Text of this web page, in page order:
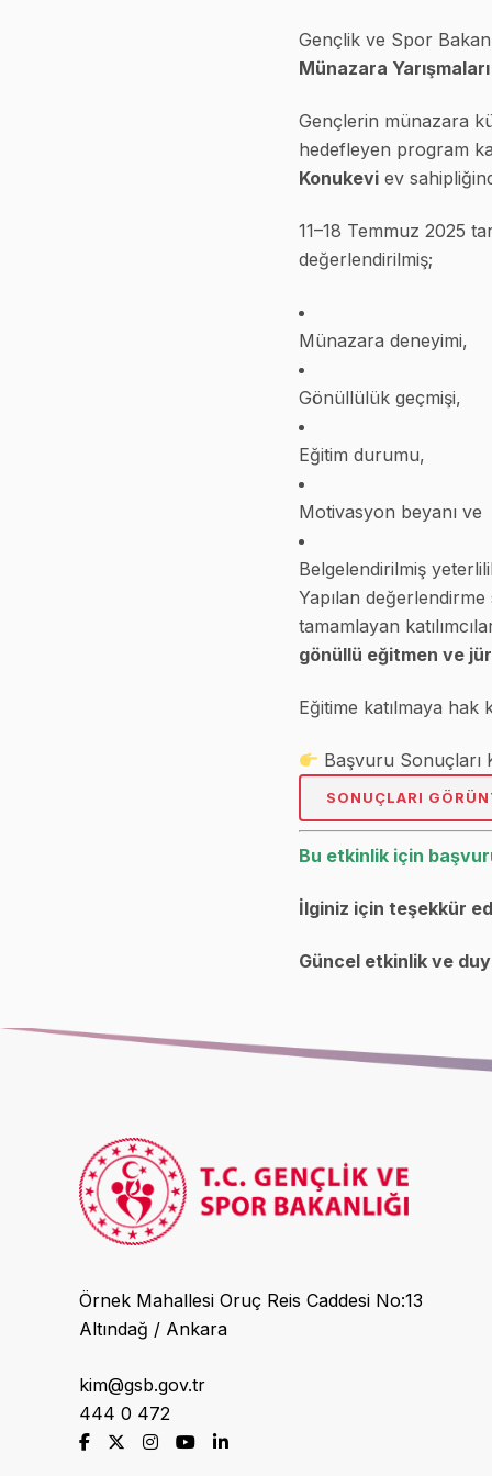
Gençlik ve Spor
Münazara
Gençlerin münazara
hedefleyen program
Konukevi ev
11–18 Temmuz 2025
değerlendirilmiş;
Münazara deneyimi,
Gönüllülük geçmişi,
Eğitim durumu,
Motivasyon beyanı ve
Belgelendirilmiş
Yapılan
tamamlayan
gönüllü eğitmen ve
Eğitime katılmaya
Başvuru Sonuçları
SONUÇLARI
Bu etkinlik için
İlginiz için teşekkür
Güncel etkinlik ve
Örnek Mahallesi Oruç Reis Caddesi No:13
Altındağ / Ankara
kim@gsb.gov.tr
444 0 472